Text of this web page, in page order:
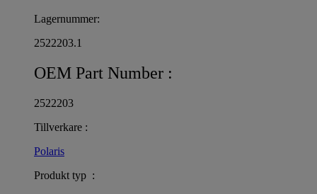
Lagernummer:
2522203.1
OEM Part Number :
2522203
Tillverkare :
Polaris
Produkt typ :